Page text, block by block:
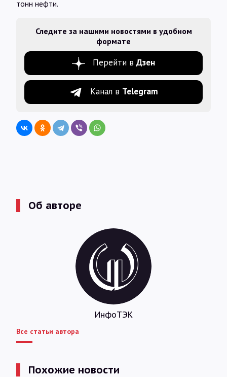
тонн нефти.
Следите за нашими новостями в удобном
формате
Перейти в Дзен
Канал в Telegram
Об авторе
ИнфоТЭК
Все статьи автора
Похожие новости